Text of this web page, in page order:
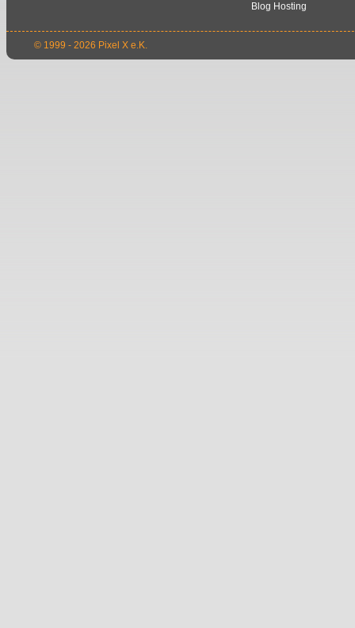
Blog Hosting
© 1999 - 2026 Pixel X e.K.